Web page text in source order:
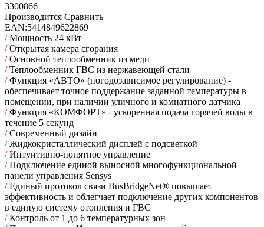
3300866
Производится Сравнить
EAN:5414849622869
/Мощность 24 кВт
/Открытая камера сгорания
/Основной теплообменник из меди
/Теплообменник ГВС из нержавеющей стали
/Функция «АВТО» (погодозависимое регулирование) -
обеспечивает точное поддержание заданной температуры в
помещении, при наличии уличного и комнатного датчика
/Функция «КОМФОРТ» - ускоренная подача горячей воды в
течение 5 секунд
/Современный дизайн
/Жидкокристаллический дисплей с подсветкой
/Интуитивно-понятное управление
/Подключение единой выносной многофункциональной
панели управления Sensys
/Единый протокол связи BusBridgeNet® повышает
эффективность и облегчает подключение других компонентов
в единую систему отопления и ГВС
/Контроль от 1 до 6 температурных зон